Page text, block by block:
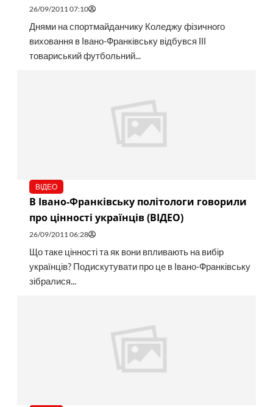
26/09/2011 07:10
Днями на спортмайданчику Коледжу фізичного
виховання в Івано-Франківську відбувся ІІІ
товариський футбольний...
ВІДЕО
В Івано-Франківську політологи говорили
про цінності українців (ВІДЕО)
26/09/2011 06:28
Що таке цінності та як вони впливають на вибір
українців? Подискутувати про це в Івано-Франківську
зібралися...